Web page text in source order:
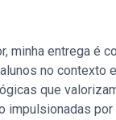
minha entrega é
no contexto
que
impulsionadas